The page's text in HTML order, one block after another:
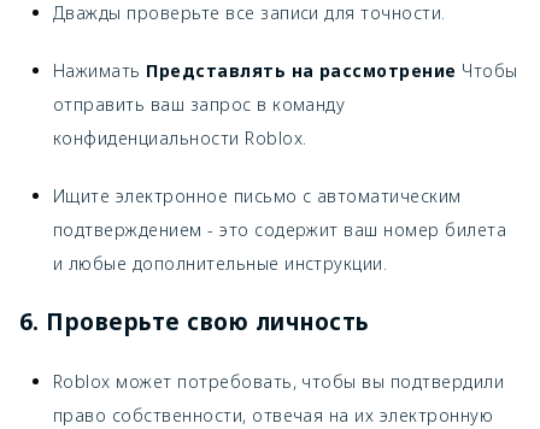
Дважды проверьте все записи для точности.
Нажимать Представлять на рассмотрение Чтобы
отправить ваш запрос в команду
конфиденциальности Roblox.
Ищите электронное письмо с автоматическим
подтверждением - это содержит ваш номер билета
и любые дополнительные инструкции.
6. Проверьте свою личность
Roblox может потребовать, чтобы вы подтвердили
право собственности, отвечая на их электронную